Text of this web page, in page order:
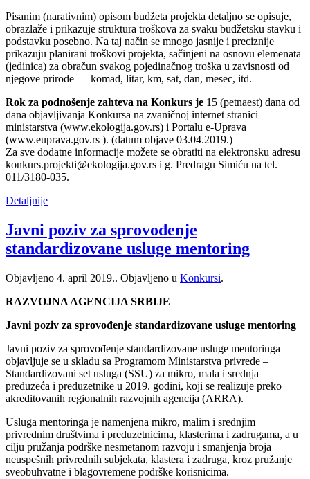
Pisanim (narativnim) opisom budžeta projekta detaljno se opisuje,
obrazlaže i prikazuje struktura troškova za svaku budžetsku stavku i
podstavku posebno. Na taj način se mnogo jasnije i preciznije
prikazuju planirani troškovi projekta, sačinjeni na osnovu elemenata
(jedinica) za obračun svakog pojedinačnog troška u zavisnosti od
njegove prirode ― komad, litar, km, sat, dan, mesec, itd.
Rok za podnošenje zahteva na Konkurs je 15 (petnaest) dana od
dana objavljivanja Konkursa na zvaničnoj internet stranici
ministarstva (www.ekologija.gov.rs) i Portalu e-Uprava
(www.euprava.gov.rs ). (datum objave 03.04.2019.)
Za sve dodatne informacije možete se obratiti na elektronsku adresu
konkurs.projekti@ekologija.gov.rs i g. Predragu Simiću na tel.
011/3180-035.
Detaljnije
Javni poziv za sprovođenje
standardizovane usluge mentoring
Objavljeno 4. april 2019.. Objavljeno u Konkursi.
RAZVOJNA AGENCIJA SRBIJE
Javni poziv za sprovođenje standardizovane usluge mentoring
Javni poziv za sprovođenje standardizovane usluge mentoringa
objavljuje se u skladu sa Programom Ministarstva privrede –
Standardizovani set usluga (SSU) za mikro, mala i srednja
preduzeća i preduzetnike u 2019. godini, koji se realizuje preko
akreditovanih regionalnih razvojnih agencija (ARRA).
Usluga mentoringa je namenjena mikro, malim i srednjim
privrednim društvima i preduzetnicima, klasterima i zadrugama, a u
cilju pružanja podrške nesmetanom razvoju i smanjenja broja
neuspešnih privrednih subjekata, klastera i zadruga, kroz pružanje
sveobuhvatne i blagovremene podrške korisnicima.